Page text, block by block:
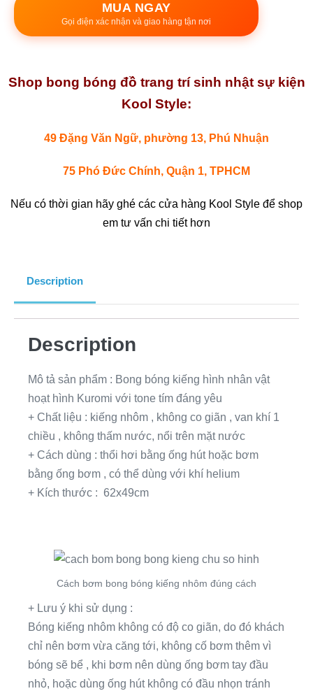
MUA NGAY
Gọi điện xác nhận và giao hàng tận nơi
Shop bong bóng đồ trang trí sinh nhật sự kiện
Kool Style:
49 Đặng Văn Ngữ, phường 13, Phú Nhuận
75 Phó Đức Chính, Quận 1, TPHCM
Nếu có thời gian hãy ghé các cửa hàng Kool Style để shop
em tư vấn chi tiết hơn
Description
Description
Mô tả sản phẩm : Bong bóng kiếng hình nhân vật
hoạt hình Kuromi với tone tím đáng yêu
+ Chất liệu : kiếng nhôm , không co giãn , van khí 1
chiều , không thấm nước, nổi trên mặt nước
+ Cách dùng : thổi hơi bằng ống hút hoặc bơm
bằng ống bơm , có thể dùng với khí helium
+ Kích thước : 62x49cm
Cách bơm bong bóng kiếng nhôm đúng cách
+ Lưu ý khi sử dụng :
Bóng kiếng nhôm không có độ co giãn, do đó khách
chỉ nên bơm vừa căng tới, không cố bơm thêm vì
bóng sẽ bể , khi bơm nên dùng ống bơm tay đầu
nhỏ, hoặc dùng ống hút không có đầu nhọn tránh